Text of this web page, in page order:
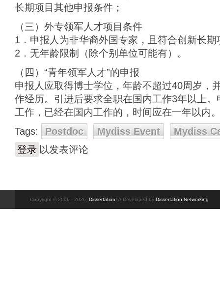
长期项目其他申报条件；
（三）外专领军人才项目条件
1．申报人为非华裔外国专家，且符合创新长
2．无年龄限制（除个别单位可能有）。
（四）“青年领军人才”的申报
申报人应取得博士学位，年龄不超过40周岁，
作经历。引进后要求全职在国内工作3年以上
工作，已经在国内工作的，时间应在一年以内
Tags:
Postdoc Mydiss Event
Mydiss
登录 以发表评论
Copyright © 2006 - 2026, Dissertation! // Developed by Dissertation Networking